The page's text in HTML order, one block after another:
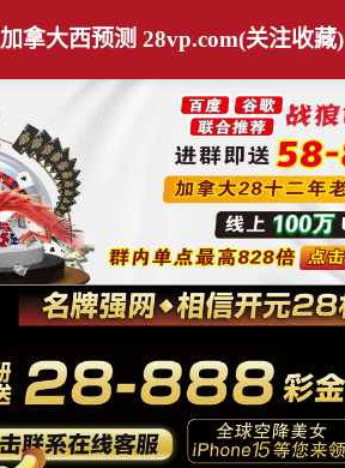
加拿大西预测 28vp.com(关注收藏)